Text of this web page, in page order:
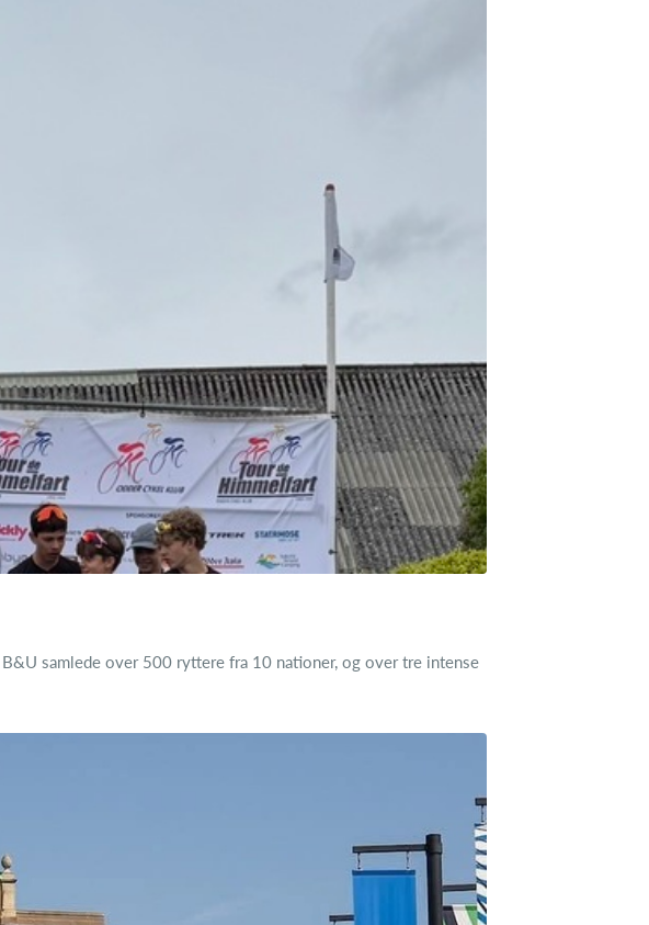
samlede over 500 ryttere fra 10 nationer, og over tre intense